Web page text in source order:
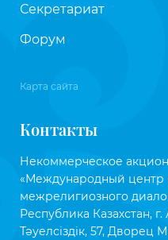
Секретариат
Форум
Карта сайта
Контакты
Некоммерческое
«Международный центр
межрелигиозного
Республика Казахстан,
Тәуелсіздік, 57, Дворец